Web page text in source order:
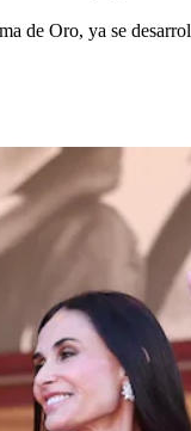
de Oro, ya se